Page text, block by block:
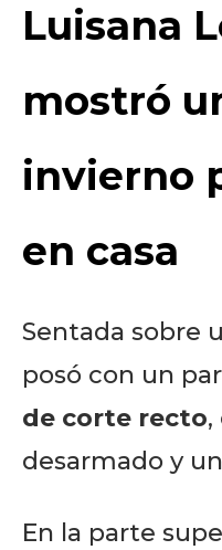
Luisana
mostró
invierno
en casa
Sentada sobre
posó con un
de corte recto,
desarmado y
En la parte